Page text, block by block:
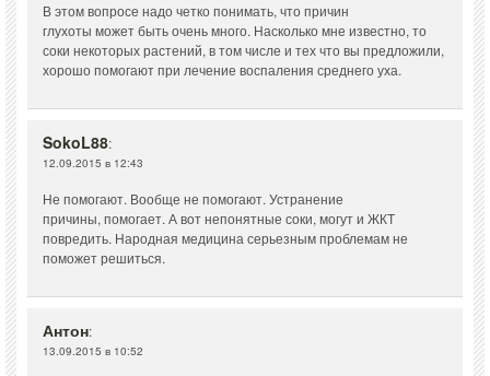
В этом вопросе надо четко понимать, что причин
глухоты может быть очень много. Насколько мне известно, то
соки некоторых растений, в том числе и тех что вы предложили,
хорошо помогают при лечение воспаления среднего уха.
SokoL88:
12.09.2015 в 12:43
Не помогают. Вообще не помогают. Устранение
причины, помогает. А вот непонятные соки, могут и ЖКТ
повредить. Народная медицина серьезным проблемам не
поможет решиться.
Антон:
13.09.2015 в 10:52